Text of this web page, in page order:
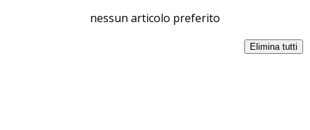
nessun articolo preferito